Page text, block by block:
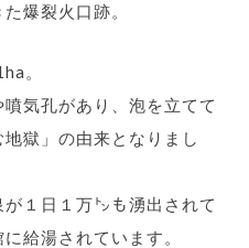
爆裂火口跡。
。
気孔があり、泡を立てて
獄」の由来となりまし
１日１万㌧も湧出されて
給湯されています。